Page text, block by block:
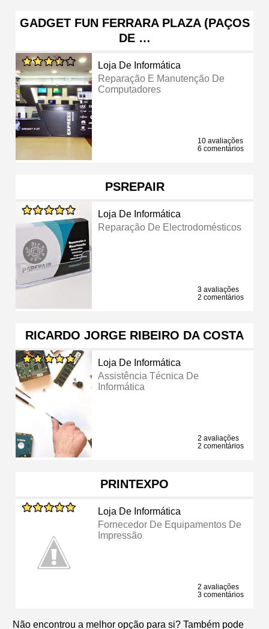
GADGET FUN FERRARA PLAZA (PAÇOS
DE …
Loja De Informática
Reparação E Manutenção De
Computadores
10 avaliações
6 comentários
PSREPAIR
Loja De Informática
Reparação De Electrodomésticos
3 avaliações
2 comentários
RICARDO JORGE RIBEIRO DA COSTA
Loja De Informática
Assistência Técnica De
Informática
2 avaliações
2 comentários
PRINTEXPO
Loja De Informática
Fornecedor De Equipamentos De
Impressão
2 avaliações
3 comentários
Não encontrou a melhor opção para si? Também pode